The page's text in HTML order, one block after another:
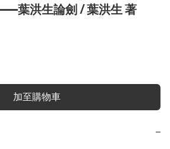
葉洪生論劍 / 葉洪生 著
加至購物車
−